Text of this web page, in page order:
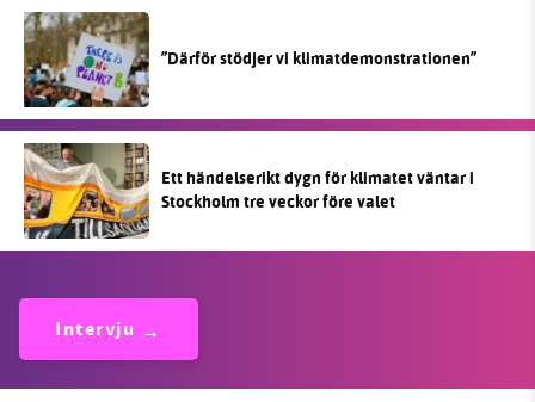
”Därför stödjer vi klimatdemonstrationen”
Ett händelserikt dygn för klimatet väntar i
Stockholm tre veckor före valet
Intervju